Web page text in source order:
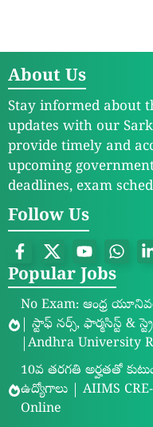
About Us
Stay informed about
updates with our
provide timely and
upcoming
deadlines, exam
Follow Us
Popular Jobs
No Exam: ఆంధ్ర
| స్టాఫ్ నర్స్, ఫార్మసిస్ట్ &
|Andhra University
10వ తరగతి అర్హతతో
ఉద్యోగాలు | AIIMS
Online